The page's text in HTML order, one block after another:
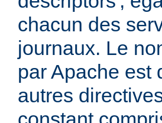
chacun des
journaux. Le
par Apache est
autres